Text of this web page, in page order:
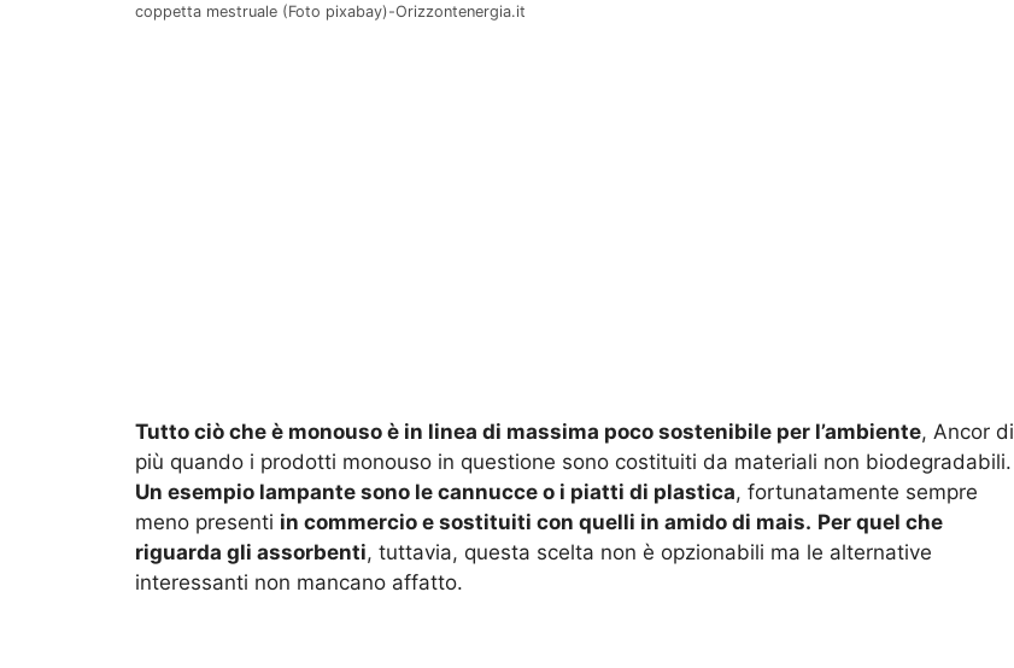
coppetta mestruale (Foto pixabay)-Orizzontenergia.it
Tutto ciò che è monouso è in linea di massima poco sostenibile per l’ambiente, Ancor di
più quando i prodotti monouso in questione sono costituiti da materiali non biodegradabili.
Un esempio lampante sono le cannucce o i piatti di plastica, fortunatamente sempre
meno presenti in commercio e sostituiti con quelli in amido di mais. Per quel che
riguarda gli assorbenti, tuttavia, questa scelta non è opzionabili ma le alternative
interessanti non mancano affatto.